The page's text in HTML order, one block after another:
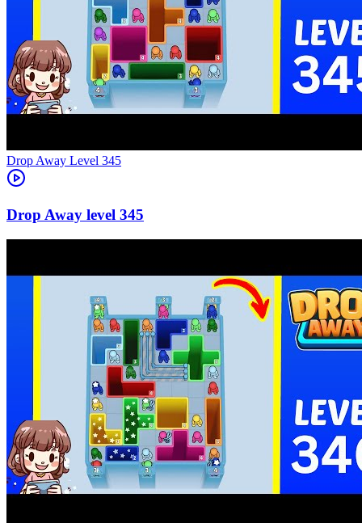
Level 345
345